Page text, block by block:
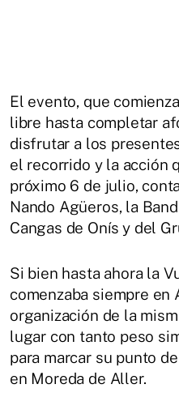
El evento, que
libre hasta completar
disfrutar a los
el recorrido y la acción
próximo 6 de julio,
Nando Agüeros, la
Cangas de Onís y del
Si bien hasta ahora la
comenzaba siempre en
organización de la
lugar con tanto peso
para marcar su punto
en Moreda de Aller.